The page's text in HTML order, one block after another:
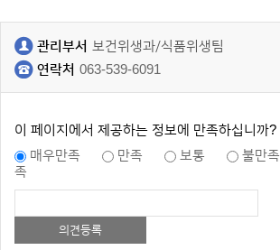
관리부서 보건위생과/식품위생팀
연락처 063-539-6091
이 페이지에서 제공하는 정보에 만족하십니까?
매우만족
만족 보통 불만족
족